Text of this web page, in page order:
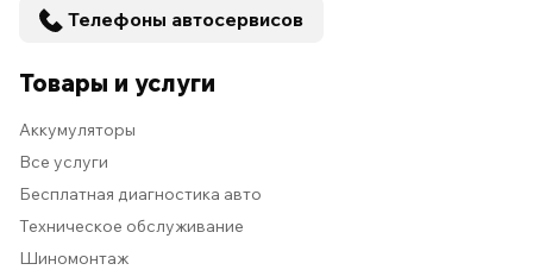
Телефоны автосервисов
Товары и услуги
Аккумуляторы
Все услуги
Бесплатная диагностика авто
Техническое обслуживание
Шиномонтаж